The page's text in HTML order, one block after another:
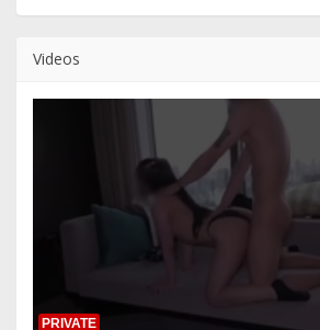
Videos
PRIVATE